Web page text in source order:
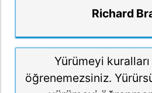
Richard
Yürümeyi
öğrenemezsiniz.